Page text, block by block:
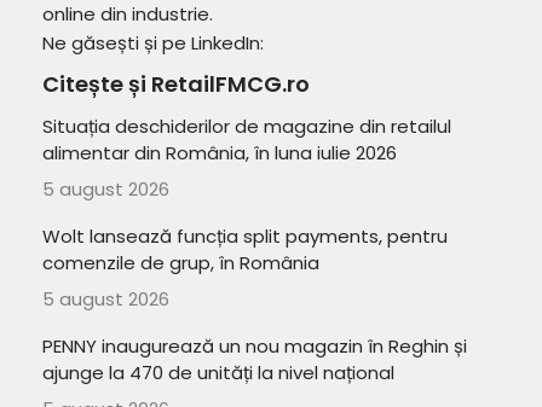
online din industrie.
Ne găsești și pe LinkedIn:
Citește și RetailFMCG.ro
Situația deschiderilor de magazine din retailul
alimentar din România, în luna iulie 2026
5 august 2026
Wolt lansează funcția split payments, pentru
comenzile de grup, în România
5 august 2026
PENNY inaugurează un nou magazin în Reghin și
ajunge la 470 de unități la nivel național